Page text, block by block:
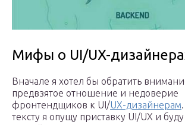
Мифы о UI/UX-
Вначале я хотел бы обратить
предвзятое отношение и недоверие
фронтендщиков к UI/UX-дизайнерам
тексту я опущу приставку UI/UX и